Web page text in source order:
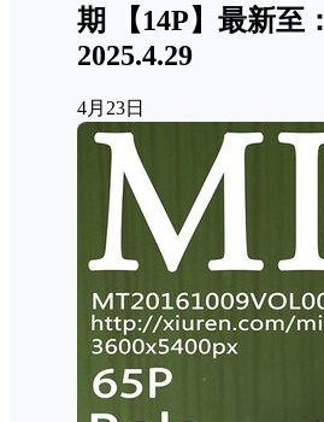
期 【14P】最新至：
2025.4.29
4月23日